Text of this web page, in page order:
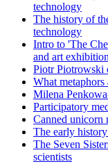
technology
The history of
technology
Intro to 'The
and art
Piotr Piotrowski
What
Milena
Participatory
Canned unicorn
The early
The Seven
scientists